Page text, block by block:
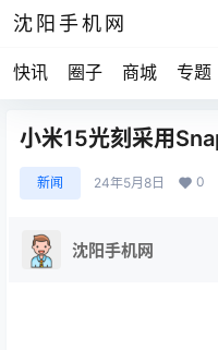
沈阳手机网
快讯 圈子 商城 专题
小米15光刻采用
新闻 24年5月8日 0
沈阳手机网